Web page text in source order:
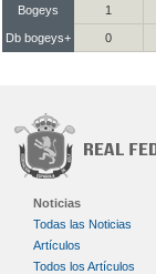
Bogeys 1
Db bogeys+ 0
Noticias
Todas las Noticias
Artículos
Todos los Artículos